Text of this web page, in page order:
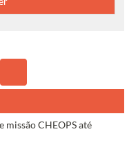
missão CHEOPS até